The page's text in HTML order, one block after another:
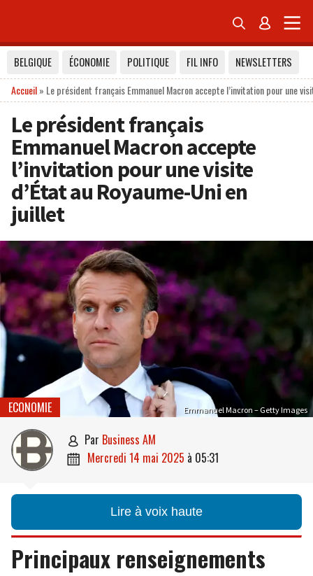
 
BELGIQUE ÉCONOMIE POLITIQUE FIL INFO
NEWSLETTERS
Accueil» Le président français Emmanuel Macron accepte l’invitation pour une
Le président français
Emmanuel Macron accepte
l’invitation pour une visite
d’État au Royaume-Uni en
juillet
Emmanuel Macron – Getty Images
ECONOMIE
 par Business AM
 mercredi 14 mai 2025 à 05:31
Lire à voix haute
Principaux renseignements